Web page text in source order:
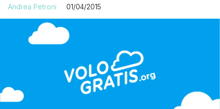
Andrea Petroni 01/04/2015